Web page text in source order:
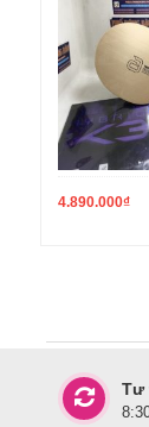
4.890.000₫
Tư